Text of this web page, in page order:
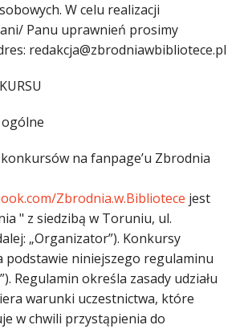
W celu realizacji
Panu uprawnień prosimy
redakcja@zbrodniawbibliotece.pl
na fanpage’u Zbrodnia
Zbrodnia.w.Bibliotece jest
" z siedzibą w Toruniu, ul.
„Organizator”). Konkursy
podstawie niniejszego regulaminu
Regulamin określa zasady udziału
warunki uczestnictwa, które
w chwili przystąpienia do